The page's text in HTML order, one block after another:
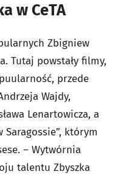
w CeTA
Zbigniew
Tutaj powstały filmy,
przede
Wajdy,
Lenartowicza, a
Saragossie”, którym
– Wytwórnia
talentu Zbyszka